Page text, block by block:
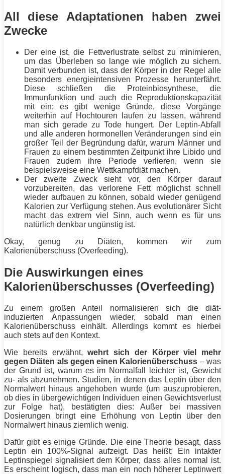
All diese Adaptationen haben zwei
Zwecke
Der eine ist, die Fettverlustrate selbst zu minimieren,
um das Überleben so lange wie möglich zu sichern.
Damit verbunden ist, dass der Körper in der Regel alle
besonders energieintensiven Prozesse herunterfährt.
Diese schließen die Proteinbiosynthese, die
Immunfunktion und auch die Reproduktionskapazität
mit ein; es gibt wenige Gründe, diese Vorgänge
weiterhin auf Hochtouren laufen zu lassen, während
man sich gerade zu Tode hungert. Der Leptin-Abfall
und alle anderen hormonellen Veränderungen sind ein
großer Teil der Begründung dafür, warum Männer und
Frauen zu einem bestimmten Zeitpunkt ihre Libido und
Frauen zudem ihre Periode verlieren, wenn sie
beispielsweise eine Wettkampfdiät machen.
Der zweite Zweck sieht vor, den Körper darauf
vorzubereiten, das verlorene
Fettmöglichst schnell
wieder aufbauen zu können, sobald wieder genügend
Kalorien zur Verfügung stehen. Aus evolutionärer Sicht
macht das extrem viel Sinn, auch wenn es für uns
natürlich denkbar ungünstig ist.
Okay, genug zu Diäten, kommen wir zum
Kalorienüberschuss (Overfeeding).
Die Auswirkungen eines
Kalorienüberschusses (Overfeeding)
Zu einem großen Anteil normalisieren sich die diät-
induzierten Anpassungen wieder, sobald man einen
Kalorienüberschuss einhält. Allerdings kommt es hierbei
auch stets auf den Kontext.
Wie bereits erwähnt,wehrt sich der Körper viel mehr
gegen Diäten als gegen einen Kalorienüberschuss – was
der Grund ist, warum es im Normalfall leichter ist, Gewicht
zu- als abzunehmen. Studien, in denen das Leptin über den
Normalwert hinaus angehoben wurde (um auszuprobieren,
ob dies in übergewichtigen Individuen einen Gewichtsverlust
zur Folge hat), bestätigten dies: Außer bei massiven
Dosierungen bringt eine Erhöhung von Leptin über den
Normalwert hinaus ziemlich wenig.
Dafür gibt es einige Gründe. Die eine Theorie besagt, dass
Leptin ein 100%-Signal aufzeigt. Das heißt: Ein intakter
Leptinspiegel signalisiert dem Körper, dass alles normal ist.
Es erscheint logisch, dass man ein noch höherer Leptinwert